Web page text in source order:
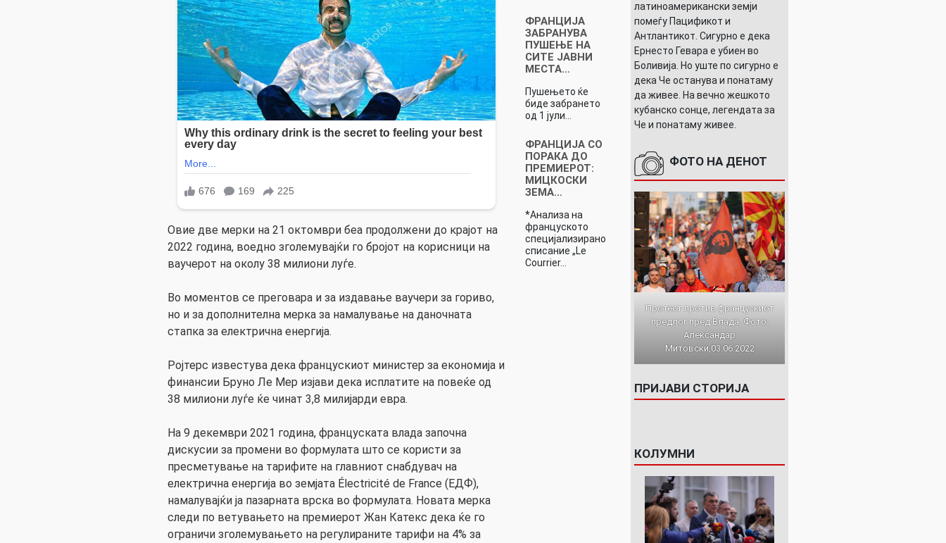
Овие две мерки на 21 октомври беа продолжени до крајот на
2022 година, воедно зголемувајќи го бројот на корисници на
ваучерот на околу 38 милиони луѓе.
Во моментов се преговара и за издавање ваучери за гориво,
но и за дополнителна мерка за намалување на даночната
стапка за електрична енергија.
Ројтерс известува дека францускиот министер за економија и
финансии Бруно Ле Мер изјави дека исплатите на повеќе од
38 милиони луѓе ќе чинат 3,8 милијарди евра.
На 9 декември 2021 година, француската влада започна
дискусии за промени во формулата што се користи за
пресметување на тарифите на главниот снабдувач на
електрична енергија во земјата Électricité de France (ЕДФ),
намалувајќи ја пазарната врска во формулата. Новата мерка
следи по ветувањето на премиерот Жан Катекс дека ќе го
ограничи зголемувањето на регулираните тарифи на 4% за
ФРАНЦИЈА
ЗАБРАНУВА
ПУШЕЊЕ НА
СИТЕ ЈАВНИ
МЕСТА…
Пушењето ќе
биде забрането
од 1 јули…
ФРАНЦИЈА СО
ПОРАКА ДО
ПРЕМИЕРОТ:
МИЦКОСКИ
ЗЕМА…
*Анализа на
француското
специјализирано
списание „Le
Courrier…
латиноамерикански земји
помеѓу Пацификот и
Антлантикот. Сигурно е дека
Ернесто Гевара е убиен во
Боливија. Но уште по сигурно е
дека Че останува и понатаму
да живее. На вечно жешкото
кубанско сонце, легендата за
Че и понатаму живее.
ФОТО НА ДЕНОТ
Протест против францускиот
предлог пред Влада. Фото:
Александар
Митовски,03.06.2022
ПРИЈАВИ СТОРИЈА
КОЛУМНИ